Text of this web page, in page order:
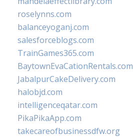
roselynns.com
balanceyoganj.com
salesforceblogs.com
TrainGames365.com
BaytownEvaCationRentals.com
JabalpurCakeDelivery.com
halobjd.com
intelligenceqatar.com
PikaPikaApp.com
takecareofbusinessdfw.org